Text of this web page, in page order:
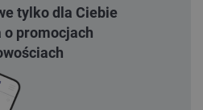
tylko dla Ciebie
promocjach